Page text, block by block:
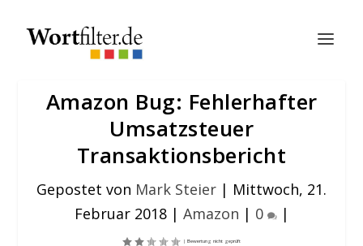
Amazon Bug: Fehlerhafter
Umsatzsteuer
Transaktionsbericht
Gepostet von Mark Steier | Mittwoch, 21.
Februar 2018| Amazon | 0 |